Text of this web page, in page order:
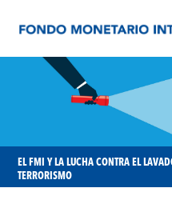
EL FMI Y LA LUCHA CONTRA EL
TERRORISMO